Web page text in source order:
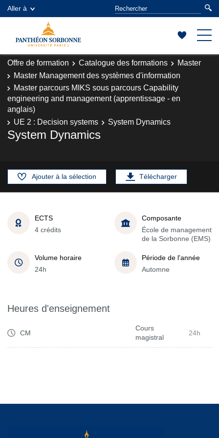
Aller à
Offre de formation Catalogue des formations
Master
Master Management des systèmes d'information
Master parcours MIKS sous parcours Capability
engineering and management (apprentissage - en
anglais)
UE 2 : Decision systems
System Dynamics
System Dynamics
Ajouter à la sélection Télécharger
ECTS
4 crédits
Composante
École de management
de la Sorbonne (EMS)
Volume horaire
24h
Période de l'année
Automne
Heures d'enseignement
CM
Cours
magistral
24h